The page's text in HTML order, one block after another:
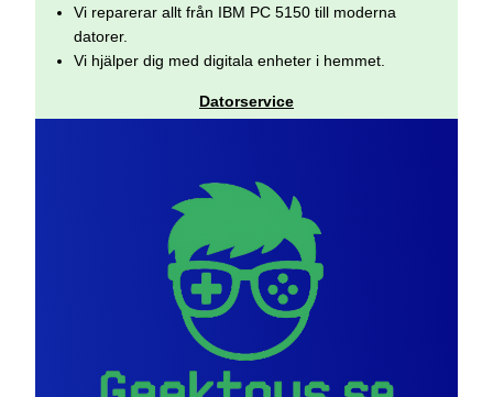
Vi reparerar allt från IBM PC 5150 till moderna
datorer.
Vi hjälper dig med digitala enheter i hemmet.
Datorservice